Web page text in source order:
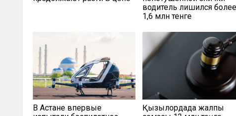
водитель лишился более
1,6 млн тенге
В Астане впервые
Қызылордада жалпы